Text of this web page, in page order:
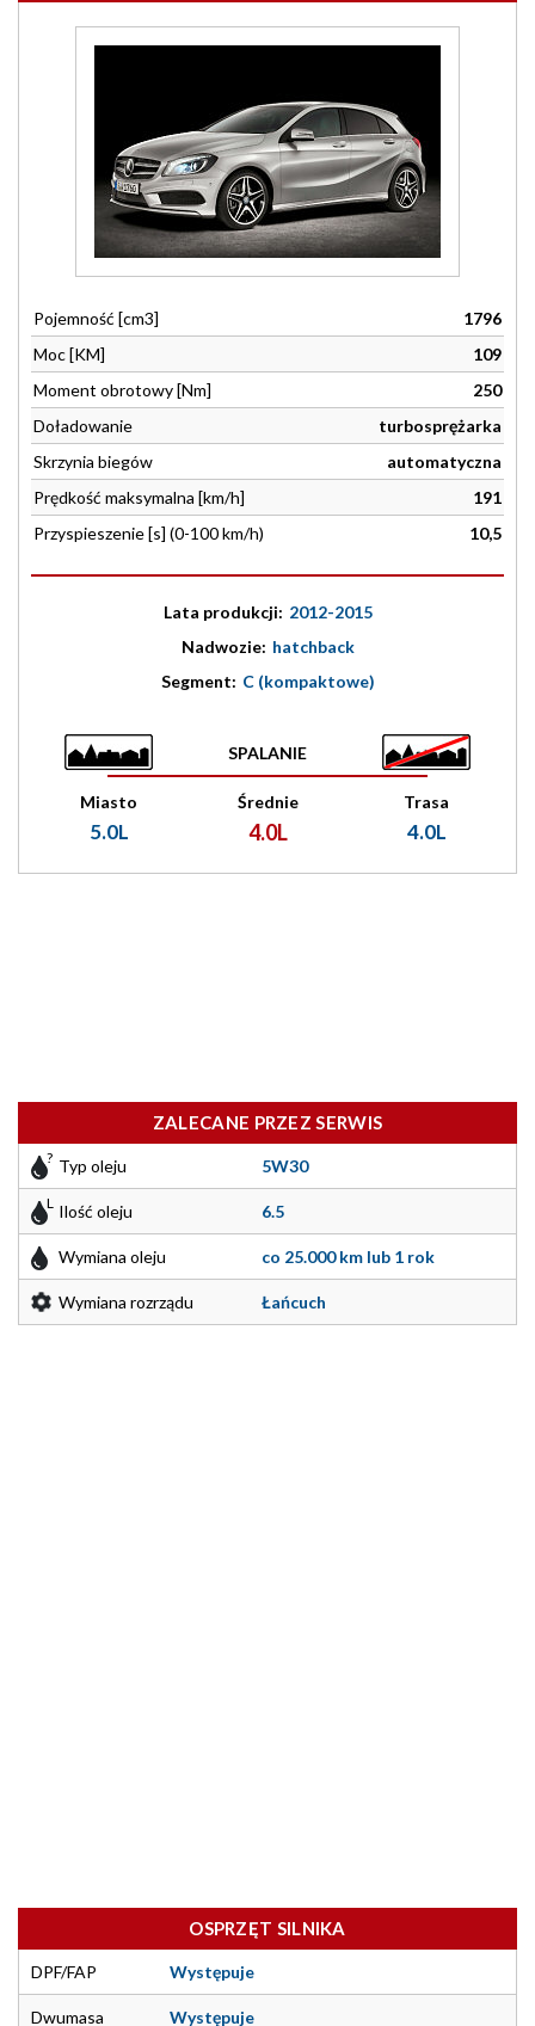
Pojemność [cm3]
1796
Moc [KM]
109
Moment obrotowy [Nm]
250
Doładowanie
turbosprężarka
Skrzynia biegów
automatyczna
Prędkość maksymalna [km/h]
191
Przyspieszenie [s] (0-100 km/h)
10,5
Lata produkcji: 2012-2015
Nadwozie: hatchback
Segment: C (kompaktowe)
SPALANIE
Miasto
5.0L
Średnie
4.0L
Trasa
4.0L
ZALECANE PRZEZ SERWIS
Typ oleju 5W30
Ilość oleju 6.5
Wymiana oleju co 25.000 km lub 1 rok
Wymiana rozrządu Łańcuch
OSPRZĘT SILNIKA
DPF/FAP Występuje
Dwumasa Występuje